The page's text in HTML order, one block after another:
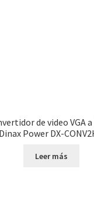
de video VGA a
Dinax Power DX-
Leer más